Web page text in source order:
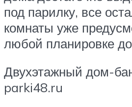
под парилку, все
комнаты уже
любой планировке
Двухэтажный дом-
parki48.ru